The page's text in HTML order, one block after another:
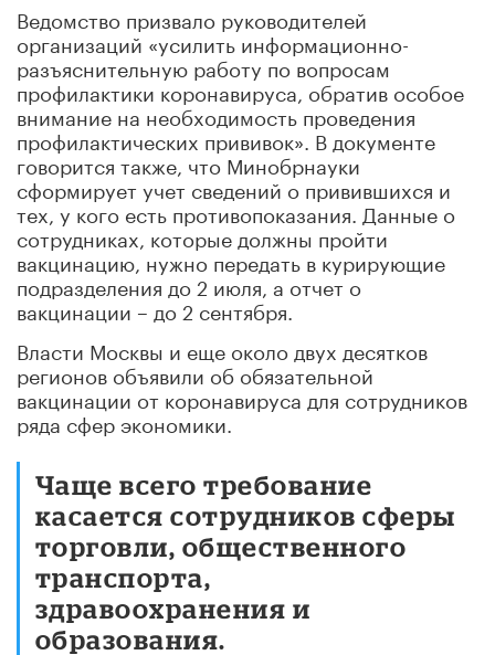
Ведомство призвало руководителей
организаций «усилить информационно-
разъяснительную работу по вопросам
профилактики коронавируса, обратив особое
внимание на необходимость проведения
профилактических прививок». В документе
говорится также, что Минобрнауки
сформирует учет сведений о привившихся и
тех, у кого есть противопоказания. Данные о
сотрудниках, которые должны пройти
вакцинацию, нужно передать в курирующие
подразделения до 2 июля, а отчет о
вакцинации – до 2 сентября.
Власти Москвы и еще около двух десятков
регионов объявили об обязательной
вакцинации от коронавируса для сотрудников
ряда сфер экономики.
Чаще всего требование
касается сотрудников сферы
торговли, общественного
транспорта,
здравоохранения и
образования.